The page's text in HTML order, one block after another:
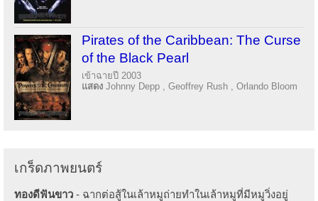
Pirates of the Caribbean: The Curse
of the Black Pearl
เข้าฉายปี 2003
แสดง Johnny Depp , Geoffrey Rush , Orlando Bloom
เกร็ดภาพยนตร์
ทองดีฟันขาว - ฉากต่อสู้ในเล้าหมูถ่ายทำในเล้าหมูที่มีหมูวิ่งอยู่